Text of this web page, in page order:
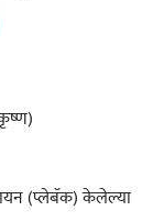
गायन (प्लेबॅक) केलेल्या